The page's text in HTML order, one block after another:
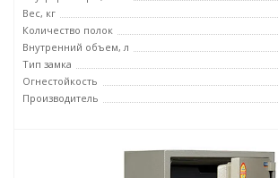
Вес, кг
Количество полок
Внутренний объем, л
Тип замка
Огнестойкость
Производитель